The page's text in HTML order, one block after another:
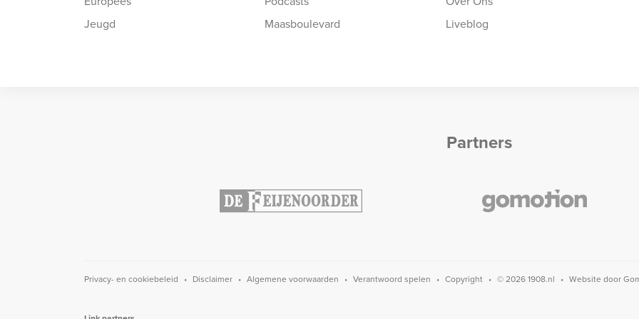
Jeugd
Maasboulevard
Liveblog
Partners
Privacy- en cookiebeleid Disclaimer Algemene voorwaarden Verantwoord spelen Copyright © 2026 1908.nl Website door